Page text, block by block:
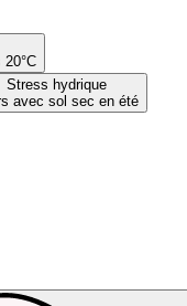
Stress hydrique
avec sol sec en été